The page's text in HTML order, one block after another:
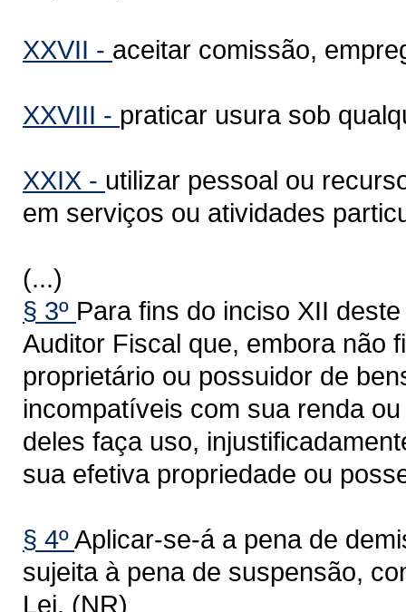
XXVII - aceitar comissão,
XXVIII - praticar usura sob
XXIX - utilizar pessoal ou
em serviços ou atividades
(...)
§ 3º Para fins do inciso XII
Auditor Fiscal que, embora não
proprietário ou possuidor de
incompatíveis com sua renda
deles faça uso,
sua efetiva propriedade ou
§ 4ºAplicar-se-á a pena de
sujeita à pena de suspensão,
Lei. (NR)